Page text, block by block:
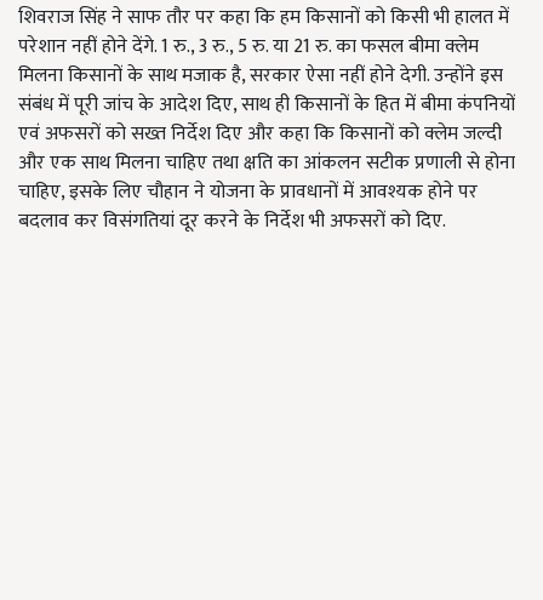
शिवराज सिंह ने साफ तौर पर कहा कि हम किसानों को किसी भी हालत में
परेशान नहीं होने देंगे. 1 रु., 3 रु., 5 रु. या 21 रु. का फसल बीमा क्लेम
मिलना किसानों के साथ मजाक है, सरकार ऐसा नहीं होने देगी. उन्होंने इस
संबंध में पूरी जांच के आदेश दिए, साथ ही किसानों के हित में बीमा कंपनियों
एवं अफसरों को सख्त निर्देश दिए और कहा कि किसानों को क्लेम जल्दी
और एक साथ मिलना चाहिए तथा क्षति का आंकलन सटीक प्रणाली से होना
चाहिए, इसके लिए चौहान ने योजना के प्रावधानों में आवश्यक होने पर
बदलाव कर विसंगतियां दूर करने के निर्देश भी अफसरों को दिए.